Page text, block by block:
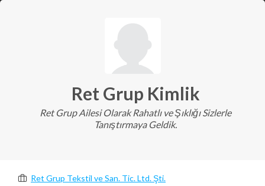
Ret Grup Kimlik
Ret Grup Ailesi Olarak Rahatlı ve Şıklığı Sizlerle
Tanıştırmaya Geldik.
Ret Grup Tekstil ve San. Tic. Ltd. Şti.